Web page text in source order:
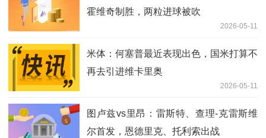
霍维奇制胜，两粒进球被吹
2026-05-11
米体：何塞普最近表现出色，国米打算不
再去引进维卡里奥
2026-05-11
图卢兹vs里昂：雷斯特、查理-克雷斯维
尔首发，恩德里克、托利索出战